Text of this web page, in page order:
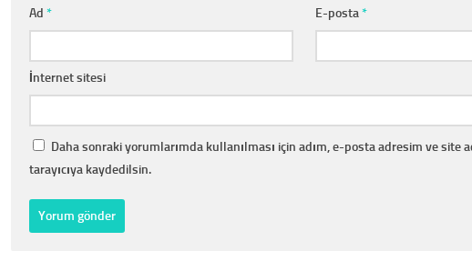
Ad * E-posta*
İnternet sitesi
Daha sonraki yorumlarımda kullanılması için adım, e-posta adresim ve site
tarayıcıya kaydedilsin.